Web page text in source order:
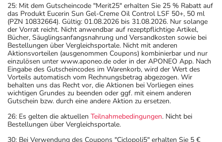
25: Mit dem Gutscheincode "Merit25" erhalten Sie 25 % Rabatt auf
das Produkt Eucerin Sun Gel-Creme Oil Control LSF 50+, 50 ml
(PZN 10832664). Gültig: 01.08.2026 bis 31.08.2026. Nur solange
der Vorrat reicht. Nicht anwendbar auf rezeptpflichtige Artikel,
Bücher, Säuglingsanfangsnahrung und Versandkosten sowie bei
Bestellungen über Vergleichsportale. Nicht mit anderen
Aktionsvorteilen (ausgenommen Coupons) kombinierbar und nur
einzulösen unter www.aponeo.de oder in der APONEO App. Nach
Eingabe des Gutscheincodes im Warenkorb, wird der Wert des
Vorteils automatisch vom Rechnungsbetrag abgezogen. Wir
behalten uns das Recht vor, die Aktionen bei Vorliegen eines
wichtigen Grundes zu beenden oder ggf. mit einem anderen
Gutschein bzw. durch eine andere Aktion zu ersetzen.
26: Es gelten die aktuellen Teilnahmebedingungen. Nicht bei
Bestellungen über Vergleichsportale.
30: Bei Verwendung des Coupons "Ciclopoli5" erhalten Sie 5 €